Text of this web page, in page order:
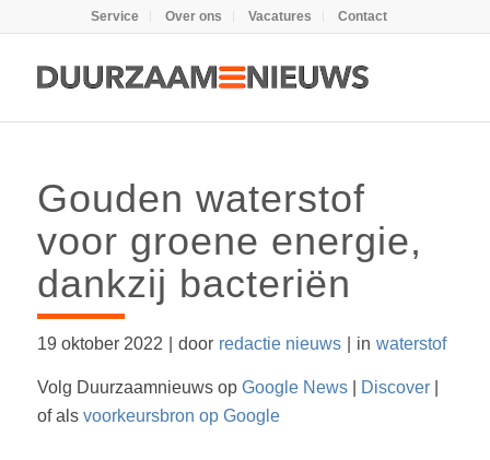
Service Over ons Vacatures Contact
Gouden waterstof
voor groene energie,
dankzij bacteriën
19 oktober 2022 door redactie nieuws in waterstof
Volg Duurzaamnieuws op Google News| Discover|
of als voorkeursbron op Google